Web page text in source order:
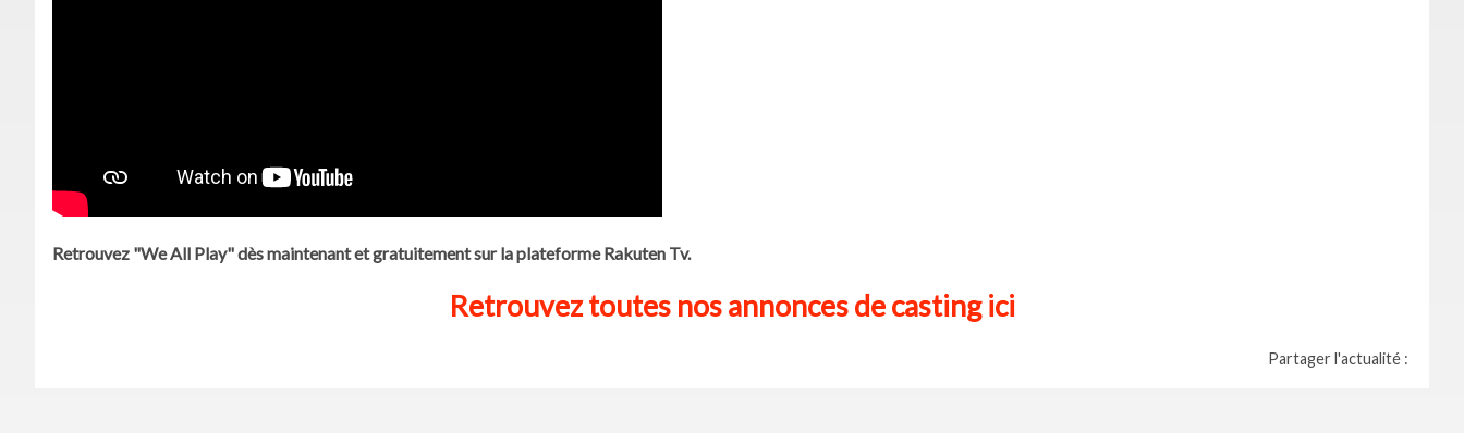
Retrouvez "We All Play" dès maintenant et gratuitement sur la plateforme Rakuten Tv.
Retrouvez toutes nos annonces de casting ici
Partager l'actualité :